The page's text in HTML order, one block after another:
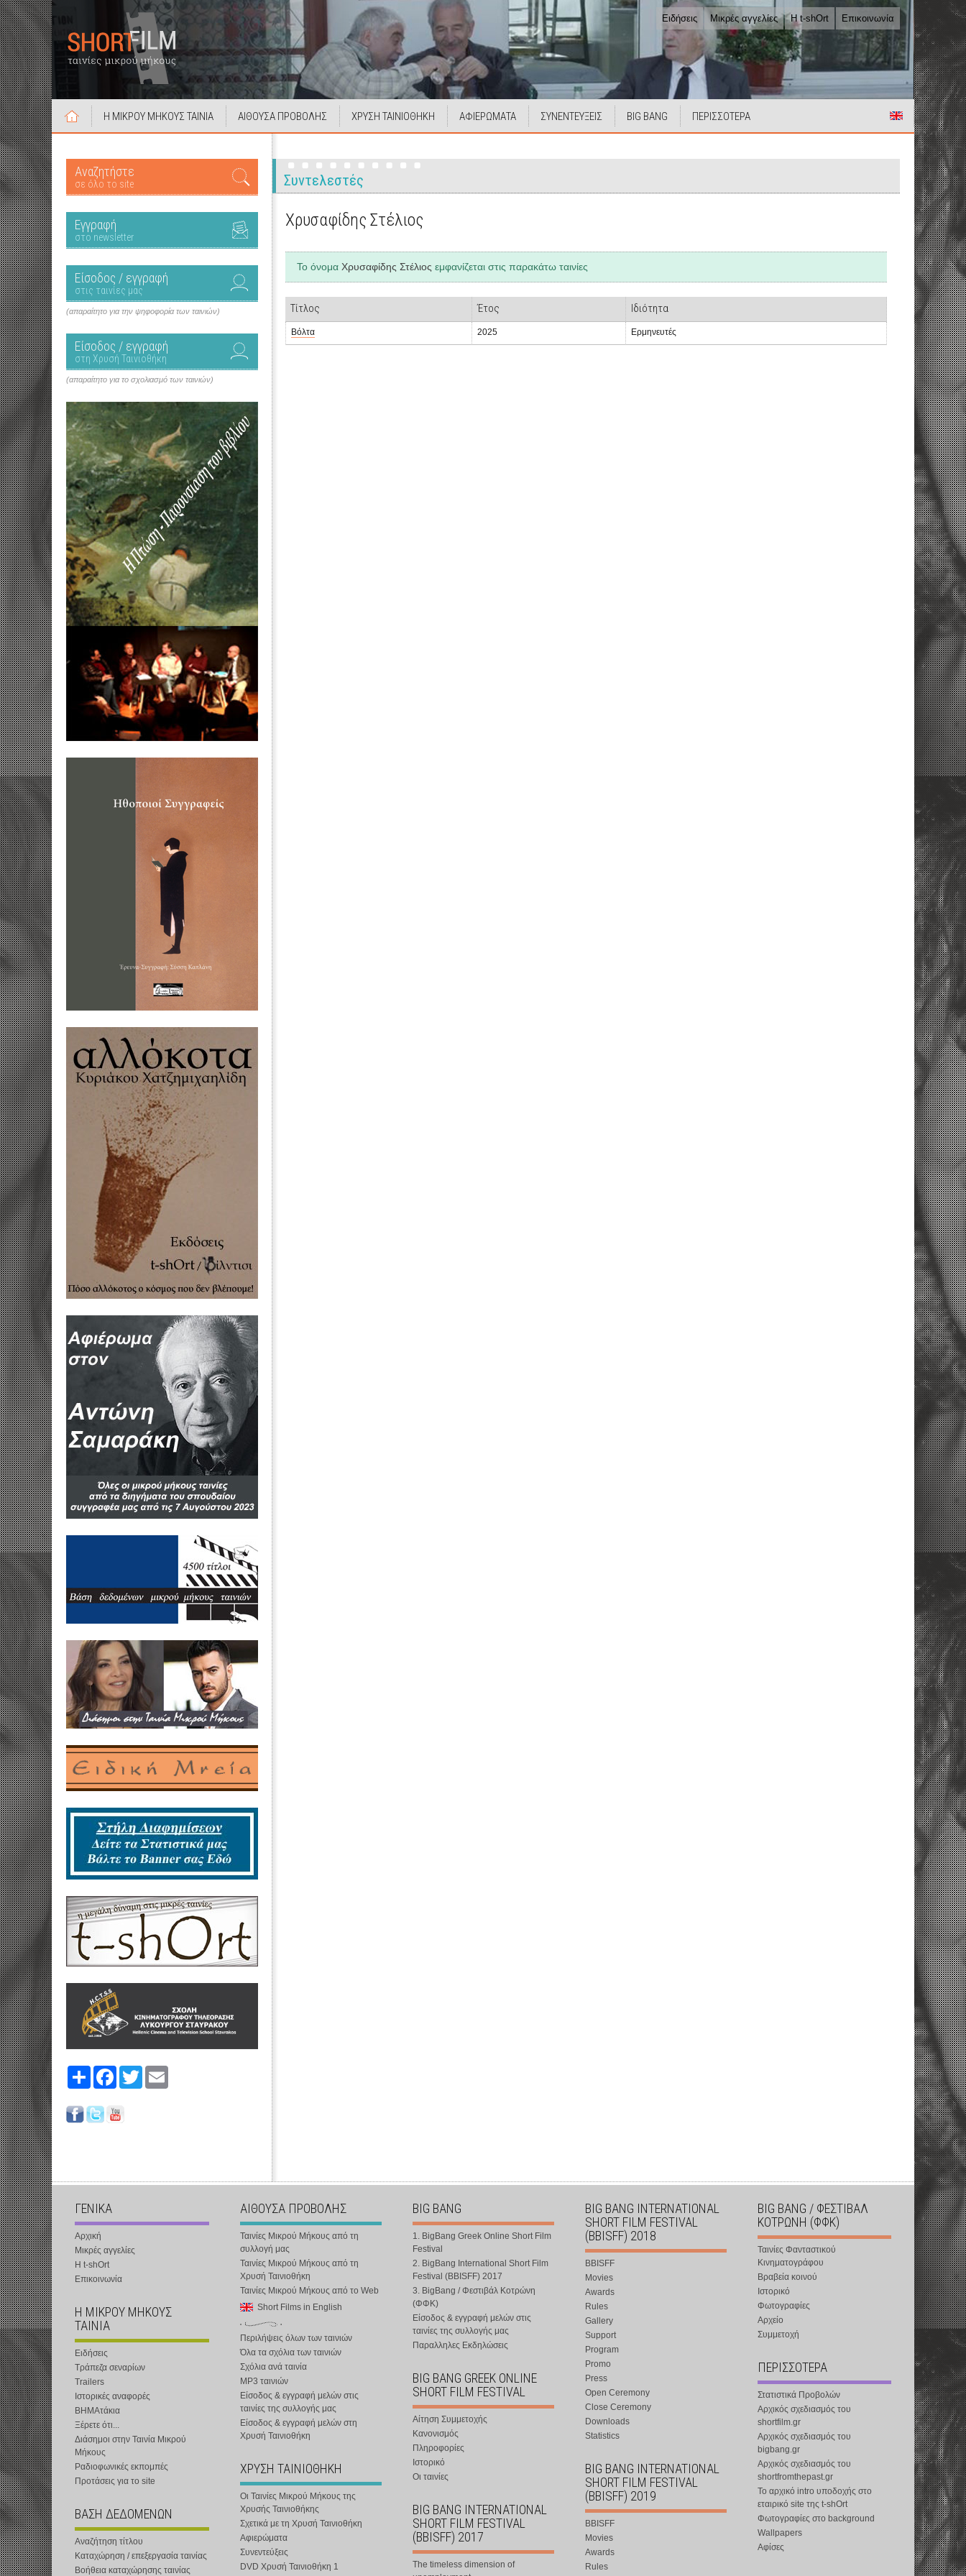
Ειδήσεις Μικρές αγγελίες Η t-shOrt Επικοινωνία
Η ΜΙΚΡΟΥ ΜΗΚΟΥΣ ΤΑΙΝΙΑ ΑΙΘΟΥΣΑ ΠΡΟΒΟΛΗΣ ΧΡΥΣΗ ΤΑΙΝΙΟΘΗΚΗ ΑΦΙΕΡΩΜΑΤΑ ΣΥΝΕΝΤΕΥΞΕΙΣ BIG BANG ΠΕΡΙΣΣΟΤΕΡΑ
Αναζητήστε
σε όλο το site
Εγγραφή
στο newsletter
Είσοδος / εγγραφή
στις ταινίες μας
(απαραίτητο για την ψηφοφορία των ταινιών)
Είσοδος / εγγραφή
στη Χρυσή Ταινιοθήκη
(απαραίτητο για το σχολιασμό των ταινιών)
Share FacebookTwitter
Συντελεστές
Χρυσαφίδης Στέλιος
Το όνομα Χρυσαφίδης Στέλιος εμφανίζεται στις παρακάτω ταινίες
Τίτλος Έτος Ιδιότητα
Βόλτα 2025 Ερμηνευτές
ΓΕΝΙΚΑ
Αρχική
Μικρές αγγελίες
Η t-shOrt
Επικοινωνία
Η ΜΙΚΡΟΥ ΜΗΚΟΥΣ
ΤΑΙΝΙΑ
Ειδήσεις
Τράπεζα σεναρίων
Trailers
Ιστορικές αναφορές
ΒΗΜΑτάκια
Ξέρετε ότι...
Διάσημοι στην Ταινία Μικρού
Μήκους
Ραδιοφωνικές εκπομπές
Προτάσεις για το site
ΒΑΣΗ ΔΕΔΟΜΕΝΩΝ
Αναζήτηση τίτλου
Καταχώρηση / επεξεργασία ταινίας
Βοήθεια καταχώρησης ταινίας
ΑΙΘΟΥΣΑ ΠΡΟΒΟΛΗΣ
Ταινίες Μικρού Μήκους από τη
συλλογή μας
Ταινίες Μικρού Μήκους από τη
Χρυσή Ταινιοθήκη
Ταινίες Μικρού Μήκους από το Web
Short Films in English
Περιλήψεις όλων των ταινιών
Όλα τα σχόλια των ταινιών
Σχόλια ανά ταινία
MP3 ταινιών
Είσοδος & εγγραφή μελών στις
ταινίες της συλλογής μας
Είσοδος & εγγραφή μελών στη
Χρυσή Ταινιοθήκη
ΧΡΥΣΗ ΤΑΙΝΙΟΘΗΚΗ
Οι Ταινίες Μικρού Μήκους της
Χρυσής Ταινιοθήκης
Σχετικά με τη Χρυσή Ταινιοθήκη
Αφιερώματα
Συνεντεύξεις
DVD Χρυσή Ταινιοθήκη 1
BIG BANG
1. BigBang Greek Online Short Film
Festival
2. BigBang International Short Film
Festival (BBISFF) 2017
3. BigBang / Φεστιβάλ Κοτρώνη
(ΦΦΚ)
Είσοδος & εγγραφή μελών στις
ταινίες της συλλογής μας
Παραλληλες Εκδηλώσεις
BIG BANG GREEK ONLINE
SHORT FILM FESTIVAL
Αίτηση Συμμετοχής
Κανονισμός
Πληροφορίες
Ιστορικό
Οι ταινίες
BIG BANG INTERNATIONAL
SHORT FILM FESTIVAL
(BBISFF) 2017
The timeless dimension of
BIG BANG INTERNATIONAL
SHORT FILM FESTIVAL
(BBISFF) 2018
BBISFF
Movies
Awards
Rules
Gallery
Support
Program
Promo
Press
Open Ceremony
Close Ceremony
Downloads
Statistics
BIG BANG INTERNATIONAL
SHORT FILM FESTIVAL
(BBISFF) 2019
BBISFF
Movies
Awards
Rules
BIG BANG / ΦΕΣΤΙΒΑΛ
ΚΟΤΡΩΝΗ (ΦΦΚ)
Ταινίες Φανταστικού
Κινηματογράφου
Βραβεία κοινού
Ιστορικό
Φωτογραφίες
Αρχείο
Συμμετοχή
ΠΕΡΙΣΣΟΤΕΡΑ
Στατιστικά Προβολών
Αρχικός σχεδιασμός του
shortfilm.gr
Αρχικός σχεδιασμός του
bigbang.gr
Αρχικός σχεδιασμός του
shortfromthepast.gr
Το αρχικό intro υποδοχής στο
εταιρικό site της t-shOrt
Φωτογραφίες στο background
Wallpapers
Αφίσες